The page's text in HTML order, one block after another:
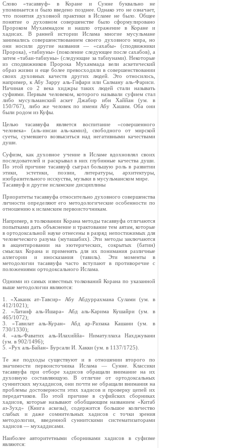
Слово «тасаввуф» в Коране и Сунне буквально не
упоминается и было введено позднее. Однако это не означает,
что понятия духовной практики в Исламе не было. Общее
понятие о духовном совершенстве было сформулировано
Пророком Мухаммадом и нашло отражение в Коране и
хадисах. В ранней истории Ислама многие мусульмане
занимались совершенствованием своего духовного мира, но
они носили другие названия — «сахабы» (сподвижники
Пророка), «табиуны» (поколение следующее после сахабов), а
затем «табаи-табиуны» (следующие за табиунами). Некоторые
из сподвижников Пророка Мухаммада вели аскетический
образ жизни и еще более превосходили в совершенствовании
своих духовных качеств других людей. Это относилось,
например, к Абу Зарру аль-Гифари или Салману аль-Фариси.
Начиная со 2 века хиджры таких людей стали называть
суфиями. Первым человеком, которого называли суфием стал
либо мусульманский аскет Джабир ибн Хаййан (ум. в
150/767), либо же человек по имени Абу Хашим. Оба они
были родом из Куфы.
Целью тасаввуфа является воспитание «совершенного
человека» (аль-инсан аль-камил), свободного от мирской
суеты, сумевшего возвыситься над негативными качествами
души.
Суфизм, как духовное учение в Исламе вдохновлял своих
последователей и раскрывал в них глубинные качества души.
По этой причине тасаввуф сыграл большую роль в развитии
этики, эстетики, поэзии, литературы, архитектуры,
изобразительного исскуства, музыки в мусульманском мире.
Тасаввуф и другие исламские дисциплины
Приоритеты тасаввуфа относительно духовного совершенства
личности определяют его методологические особенности по
отношению к исламским первоисточникам.
Например, в толковании Корана методы тасаввуфа отличаются
попытками дать объяснение и трактование тем аятам, которые
в ортодоксальной науке отнесены в разряд непостижимых для
человеческого разума (муташабих). Эти методы заключаются
в акцентировании на эзотерических, сокрытых (батин)
смыслах Корана и применять для их понимания различные
аллегории и иносказания (тавиль). Эти моменты в
методологии тасаввуфа часто вступают в противоречие с
положениями ортодоксального Ислама.
Одними из самых известных толкований Корана по указанной
выше методологии являются:
1. «Хакаик ат-Тавсир» Абу Абдуррахмана Сулами (ум. в
412/1021);
2. «Латаиф аль-Ишара» Абд аль-Карима Кушайри (ум. в
465/1072);
3. «Тавилат аль-Куран» Абд ар-Раззака Кашани (ум. в
730/1330);
4. «аль-Фаватих аль-Илахиййа» Ниматуллаха Нахджувани
(ум. в 902/1496);
5. «Рух аль-Байан» Бурсали И. Хакки (ум. в 1137/1725).
Те же подходы существуют и в отношении второго по
значимости первоисточника Ислама — Сунне. Классики
тасаввуфа при отборе хадисов обращали внимание на их
духовную составляющую. В отличие от ортодоксальных
суннитских мухаддисов, они почти не обращали внимания на
проблемы достоверности этих хадисов и проверку цепей их
передатчиков. По этой причине в суфийских сборниках
хадисов, которые называют обобщающим названием «Китаб
аз-Зухд» (Книга аскезы), содержится большое количество
слабых и даже сомнительных хадисов с точки зрения
методологии, введенной суннитскими систематизаторами
хадисов — мухаддисами.
Наиболее авторитетными сборниками хадисов в суфизме
являются: